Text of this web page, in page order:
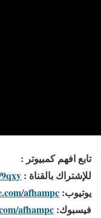
تابع افهم كمبيوتر :
للإشتراك بالقناة :
يوتيوب: afhampc
فيسبوك: afhampc